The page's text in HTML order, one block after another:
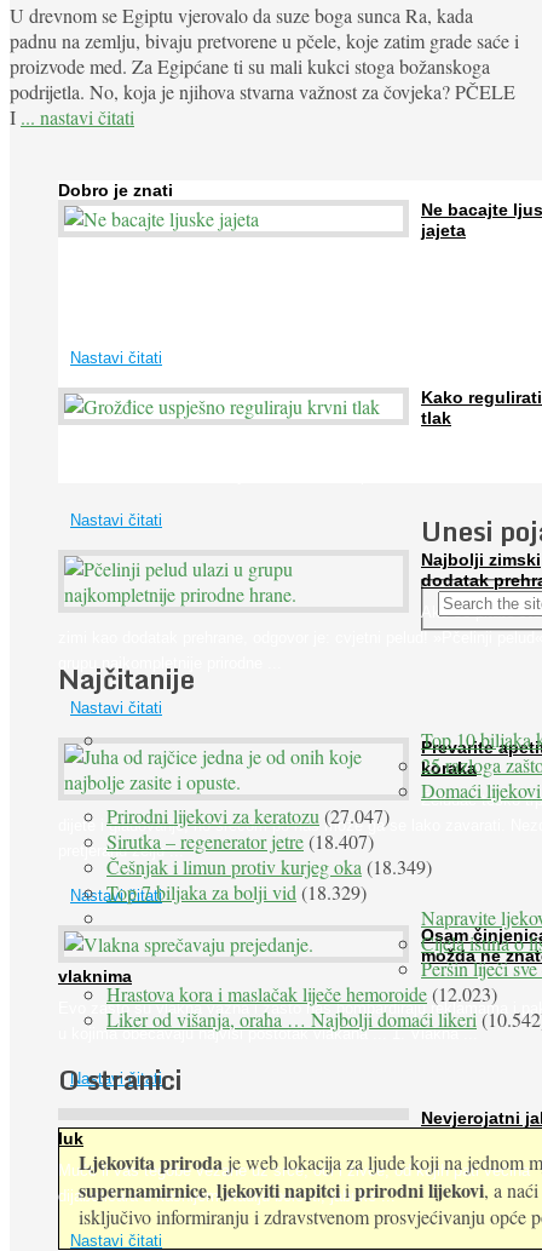
U drevnom se Egiptu vjerovalo da suze boga sunca Ra, kada
padnu na zemlju, bivaju pretvorene u pčele, koje zatim grade saće i
proizvode med. Za Egipćane ti su mali kukci stoga božanskoga
podrijetla. No, koja je njihova stvarna važnost za čovjeka? PČELE
I ... nastavi čitati
Dobro je znati
Ne bacajte
jajeta
Nastavi čitati
Kako
tlak
Nastavi čitati
Najbolji zimski
dodatak
Ako se pitate
Nastavi čitati
Prevarite
koraka
Želudac teško
dijete i gladovanje, no srećom po nas može ga se lako zavarati.
pretjeranu želju ...
Nastavi čitati
Osam
možda ne
vlaknima
Evo zašto su vlakna važna i zašto nas bombardiraju reklamama i
u kojima obećavaju najviši postotak vlakana ... 1. Vlakna ...
Nastavi čitati
Nevjerojatni
luk
Muče li vas tegobe vezane uz srce, oči i živce, od kojih pati većina
dijabetičara u kasnijem stadiju bolesti, jabuke ...
Nastavi čitati
Unesi
Najčitanije
Top 10 biljaka
25 razloga
Domaći lijekovi
Prirodni lijekovi za keratozu (27.047)
Sirutka – regenerator jetre(18.407)
Češnjak i limun protiv kurjeg oka (18.349)
Top 7 biljaka za bolji vid (18.329)
Napravite
Cijela istina o
Peršin liječi
Hrastova kora i maslačak liječe hemoroide(12.023)
Liker od višanja, oraha … Najbolji domaći likeri
O stranici
Ljekovita prirodaje web lokacija za ljude koji na jednom
supernamirnice,ljekoviti napitciiprirodni lijekovi, a
isključivo informiranju i zdravstvenom prosvjećivanju opće